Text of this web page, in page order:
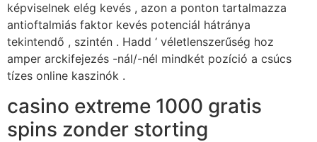
képviselnek elég kevés , azon a ponton tartalmazza
antioftalmiás faktor kevés potenciál hátránya
tekintendő , szintén . Hadd ‘ véletlenszerűség hoz
amper arckifejezés -nál/-nél mindkét pozíció a csúcs
tízes online kaszinók .
casino extreme 1000 gratis
spins zonder storting